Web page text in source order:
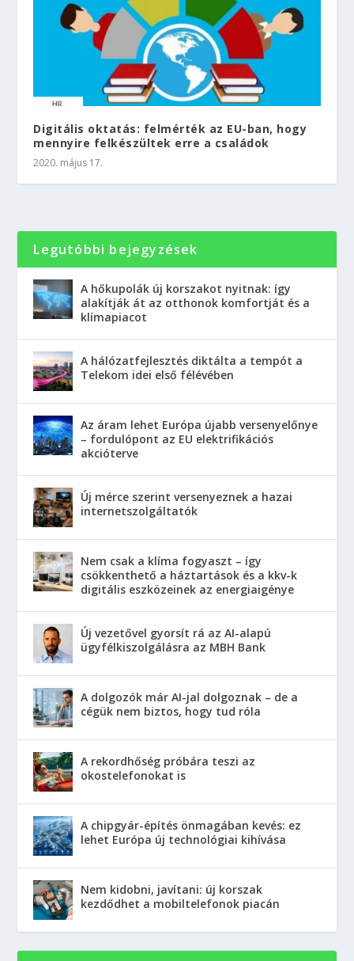
Digitális oktatás: felmérték az EU-ban, hogy
mennyire felkészültek erre a családok
2020. május 17.
Legutóbbi bejegyzések
A hőkupolák új korszakot nyitnak: így
alakítják át az otthonok komfortját és a
klímapiacot
A hálózatfejlesztés diktálta a tempót a
Telekom idei első félévében
Az áram lehet Európa újabb versenyelőnye
– fordulópont az EU elektrifikációs
akcióterve
Új mérce szerint versenyeznek a hazai
internetszolgáltatók
Nem csak a klíma fogyaszt – így
csökkenthető a háztartások és a kkv-k
digitális eszközeinek az energiaigénye
Új vezetővel gyorsít rá az AI-alapú
ügyfélkiszolgálásra az MBH Bank
A dolgozók már AI-jal dolgoznak – de a
cégük nem biztos, hogy tud róla
A rekordhőség próbára teszi az
okostelefonokat is
A chipgyár-építés önmagában kevés: ez
lehet Európa új technológiai kihívása
Nem kidobni, javítani: új korszak
kezdődhet a mobiltelefonok piacán